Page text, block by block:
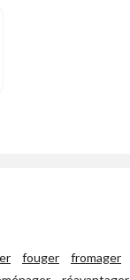
fouger fromager